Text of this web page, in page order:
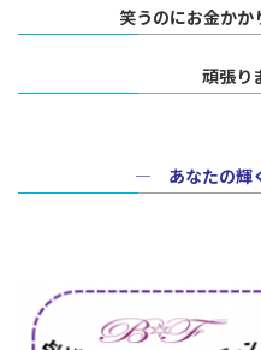
笑うのにお金かか
頑張り
― あなたの輝